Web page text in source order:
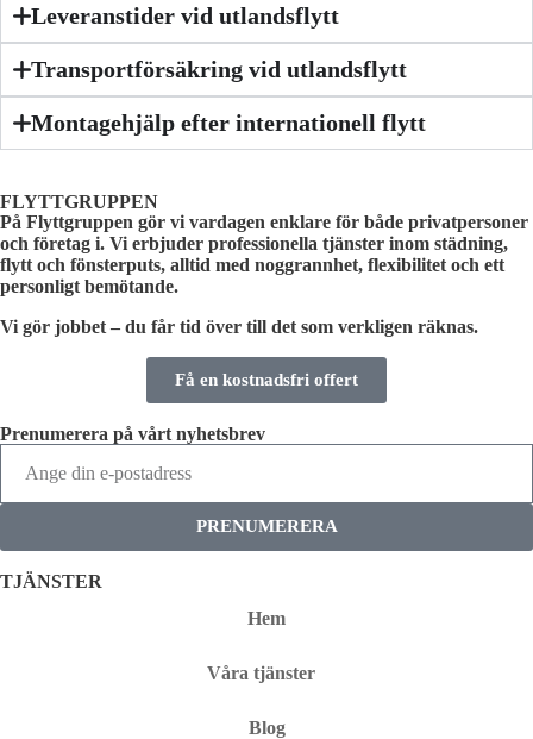
Leveranstider vid utlandsflytt
Transportförsäkring vid utlandsflytt
Montagehjälp efter internationell flytt
FLYTTGRUPPEN
På Flyttgruppen gör vi vardagen enklare för både privatpersoner
och företag i. Vi erbjuder professionella tjänster inom städning,
flytt och fönsterputs, alltid med noggrannhet, flexibilitet och ett
personligt bemötande.
Vi gör jobbet – du får tid över till det som verkligen räknas.
Få en kostnadsfri offert
Prenumerera på vårt nyhetsbrev
PRENUMERERA
TJÄNSTER
Hem
Våra tjänster
Blog